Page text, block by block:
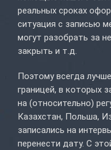
реальных сроках
ситуация с записью
могут разобрать за
закрыть и т.д.
Поэтому всегда
границей, в которых
на (относительно)
Казахстан, Польша,
записались на
перенести дату. С